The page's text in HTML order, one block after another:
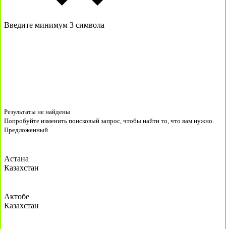
Введите минимум 3 символа
Результаты не найдены
Попробуйте изменить поисковый запрос, чтобы найти то, что вам нужно.
Предложенный
Астана
Казахстан
Актобе
Казахстан